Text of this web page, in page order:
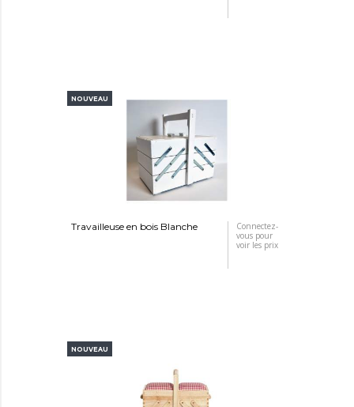
NOUVEAU
Travailleuse en bois Blanche
Connectez-
vous pour
voir les prix
NOUVEAU